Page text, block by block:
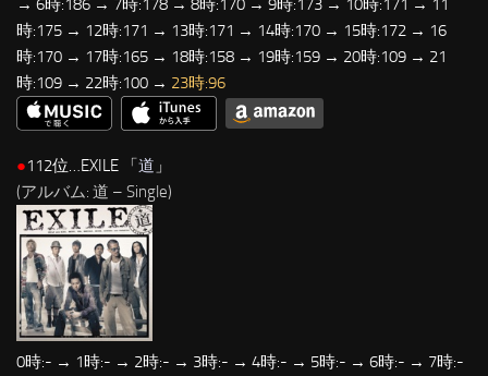
時:175 → 12時:171 → 13時:171 → 14時:170 → 15時:172 → 16
時:170 → 17時:165 → 18時:158 → 19時:159 → 20時:109 → 21
時:109 → 22時:100 → 23時:96
●112位…EXILE 「道 」
(アルバム: 道 – Single)
0時:- → 1時:- → 2時:- → 3時:- → 4時:- → 5時:- → 6時:- → 7時:-